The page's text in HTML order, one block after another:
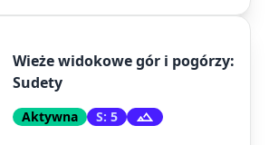
Wieże widokowe gór i pogórzy:
Sudety
Aktywna S: 5